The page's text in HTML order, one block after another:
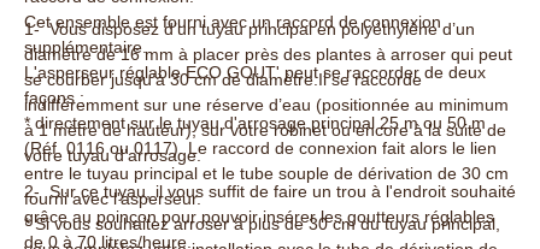
Cet ensemble est fourni avec un raccord de connexion
supplémentaire.
L'asperseur réglable ECO GOUT' peut se raccorder de deux
façons :
* directement sur le tuyau d'arrosage principal 25 m ou 50 m
(Réf. 0116 ou 0117). Le raccord de connexion fait alors le lien
entre le tuyau principal et le tube souple de dérivation de 30 cm
fourni avec l'asperseur.
* Si vous souhaitez arroser à plus de 30 cm du tuyau principal,
1- Vous disposez d’un tuyau principal en polyéthylène d’un
diamètre de 16 mm à placer près des plantes à arroser qui peut
se courber jusqu’à 30 cm de diamètre.Il se raccorde
indifféremment sur une réserve d’eau (positionnée au minimum
à 1 mètre de hauteur), sur votre robinet ou encore à la suite de
votre tuyau d’arrosage.
2- Sur ce tuyau, il vous suffit de faire un trou à l'endroit souhaité
grâce au poinçon pour pouvoir insérer les goutteurs réglables
de 0 à 70 litres/heure.